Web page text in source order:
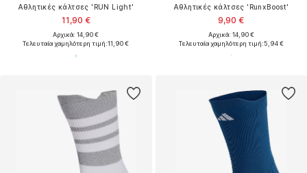
Αθλητικές κάλτσες 'RUN Light'
11,90 €
Αρχικά: 14,90 €
Τελευταία χαμηλότερη τιμή:11,90 €
Αθλητικές κάλτσες 'RunxBoost'
9,90 €
Αρχικά: 14,90 €
Τελευταία χαμηλότερη τιμή:5,94 €